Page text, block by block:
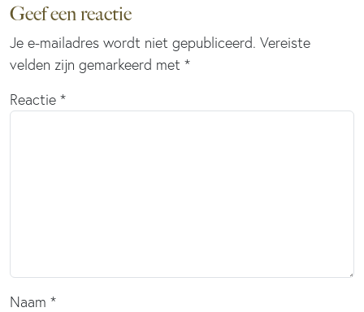
Geef een reactie
Je e-mailadres wordt niet gepubliceerd. Vereiste
velden zijn gemarkeerd met *
Reactie *
Naam *